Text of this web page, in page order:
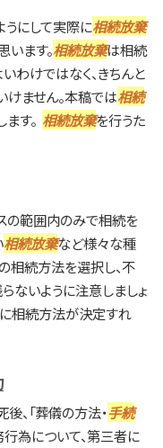
にして実際に相続放棄
います。相続放棄は相続
わけではなく、きちんと
ません。本稿では相続
す。 相続放棄を行うた
の範囲内のみで相続を
相続放棄など様々な種
相続方法を選択し、不
ないように注意しましょ
相続方法が決定すれ
、「葬儀の方法・手続
行為について、第三者に